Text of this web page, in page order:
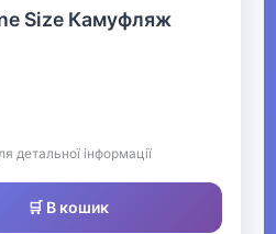
та прикраси
Size Камуфляж
детальної інформації
🛒 В кошик